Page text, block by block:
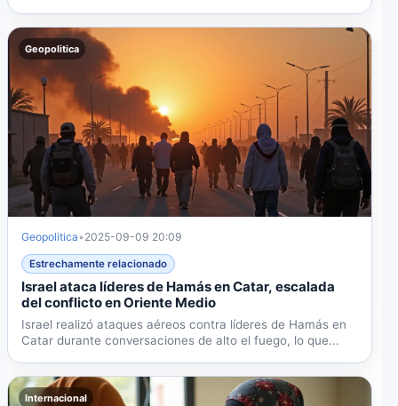
Geopolitica
Geopolitica• 2025-09-09 20:09
Estrechamente relacionado
Israel ataca líderes de Hamás en Catar, escalada
del conflicto en Oriente Medio
Israel realizó ataques aéreos contra líderes de Hamás en
Catar durante conversaciones de alto el fuego, lo que...
Internacional